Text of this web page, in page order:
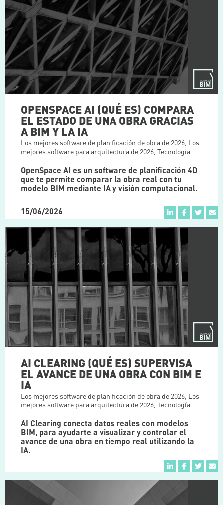
OPENSPACE AI (QUÉ ES) COMPARA
EL ESTADO DE UNA OBRA GRACIAS
A BIM Y LA IA
Los mejores software de planificación de obra de 2026 Los
mejores software para arquitectura de 2026 Tecnología
OpenSpace AI es un software de planificación 4D
que te permite comparar la obra real con tu
modelo BIM mediante IA y visión computacional.
15/06/2026
AI CLEARING (QUÉ ES) SUPERVISA
EL AVANCE DE UNA OBRA CON BIM E
IA
Los mejores software de planificación de obra de 2026 Los
mejores software para arquitectura de 2026 Tecnología
AI Clearing conecta datos reales con modelos
BIM, para ayudarte a visualizar y controlar el
avance de una obra en tiempo real utilizando la
IA.